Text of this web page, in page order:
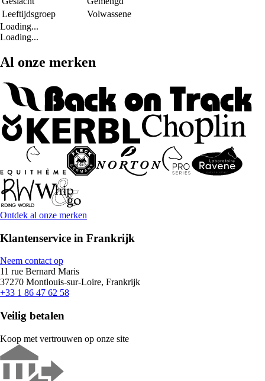
Leeftijdsgroep
Volwassene
Loading...
Loading...
Al onze merken
Ontdek al onze merken
Klantenservice in Frankrijk
Neem contact op
11 rue Bernard Maris
37270 Montlouis-sur-Loire, Frankrijk
+33 1 86 47 62 58
Veilig betalen
Koop met vertrouwen op onze site